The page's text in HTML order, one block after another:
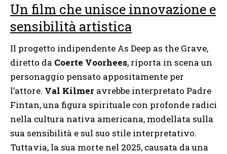
Un film che unisce innovazione e
sensibilità artistica
Il progetto indipendente As Deep as the Grave,
diretto da Coerte Voorhees, riporta in scena un
personaggio pensato appositamente per
l’attore. Val Kilmer avrebbe interpretato Padre
Fintan, una figura spirituale con profonde radici
nella cultura nativa americana, modellata sulla
sua sensibilità e sul suo stile interpretativo.
Tuttavia, la sua morte nel 2025, causata da una